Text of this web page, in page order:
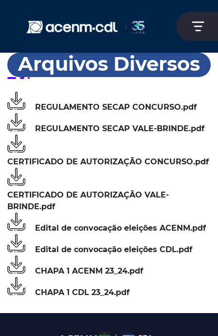
Arquivos Diversos
REGULAMENTO SECAP CONCURSO.pdf
REGULAMENTO SECAP VALE-BRINDE.pdf
CERTIFICADO DE AUTORIZAÇÃO CONCURSO.pdf
CERTIFICADO DE AUTORIZAÇÃO VALE-
BRINDE.pdf
Edital de convocação eleições ACENM.pdf
Edital de convocação eleições CDL.pdf
CHAPA 1 ACENM 23_24.pdf
CHAPA 1 CDL 23_24.pdf